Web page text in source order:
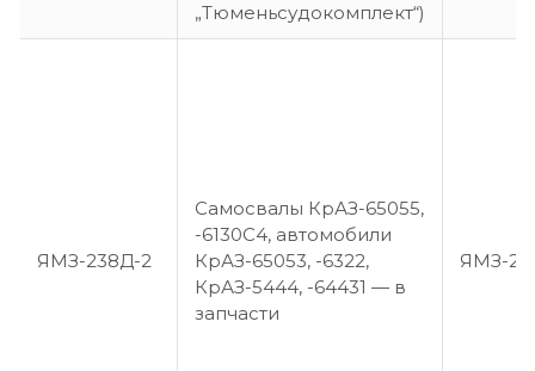
„Тюменьсудокомплект“)
ЯМЗ-238Д-2
Самосвалы КрАЗ-65055,
-6130С4, автомобили
КрАЗ-65053, -6322,
КрАЗ-5444, -64431 — в
запчасти
ЯМЗ-